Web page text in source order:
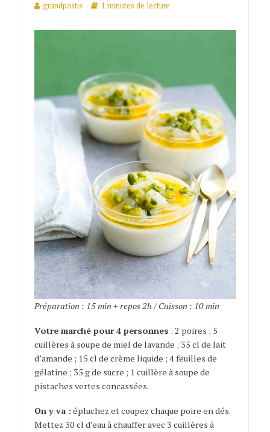
grandpastis
1 minutes de lecture
Préparation : 15 min + repos 2h / Cuisson : 10 min
Votre marché pour 4 personnes : 2 poires ; 5
cuillères à soupe de miel de lavande ; 35 cl de lait
d’amande ; 15 cl de crème liquide ; 4 feuilles de
gélatine ; 35 g de sucre ; 1 cuillère à soupe de
pistaches vertes concassées.
On y va : épluchez et coupez chaque poire en dés.
Mettez 30 cl d’eau à chauffer avec 3 cuillères à